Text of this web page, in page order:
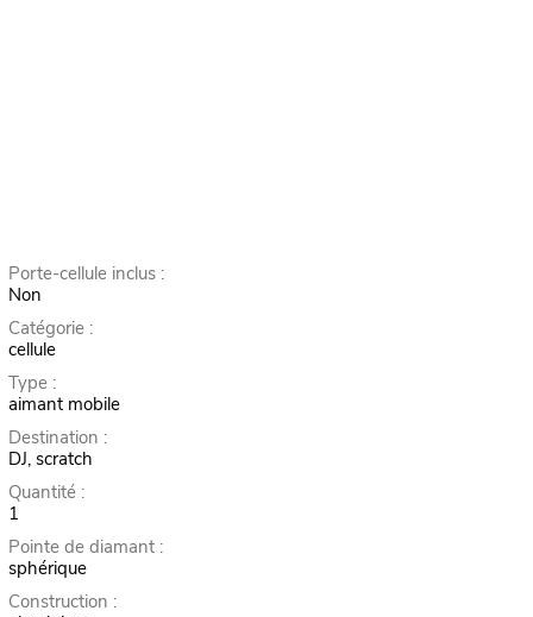
Porte-cellule inclus :
Non
Catégorie :
cellule
Type :
aimant mobile
Destination :
DJ, scratch
Quantité :
1
Pointe de diamant :
sphérique
Construction :